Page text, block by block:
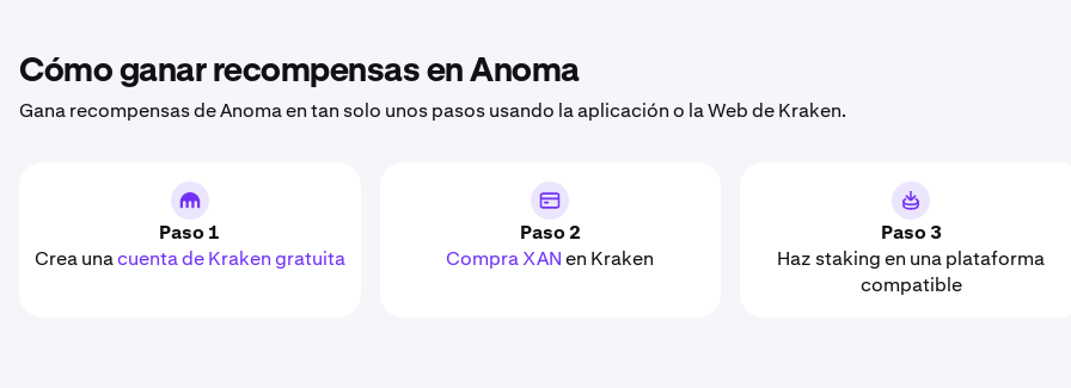
Cómo ganar recompensas en Anoma
Gana recompensas de Anoma en tan solo unos pasos usando la aplicación o la Web de Kraken.
Paso 1
Crea unacuenta de Kraken gratuita
Paso 2
Compra XANen Kraken
Paso 3
Haz staking en una plataforma
compatible